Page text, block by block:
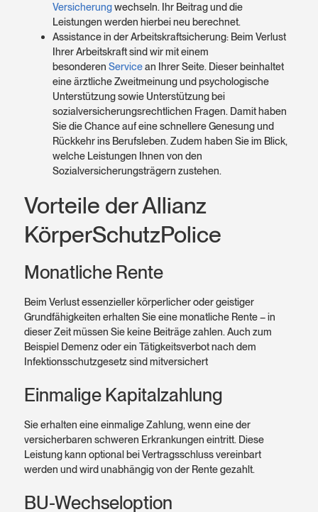
Versicherungwechseln. Ihr Beitrag und die
Leistungen werden hierbei neu berechnet.
Assistance in der Arbeitskraftsicherung: Beim Verlust
Ihrer Arbeitskraft sind wir mit einem
besonderen Servicean Ihrer Seite. Dieser beinhaltet
eine ärztliche Zweitmeinung und psychologische
Unterstützung sowie Unterstützung bei
sozialversicherungsrechtlichen Fragen. Damit haben
Sie die Chance auf eine schnellere Genesung und
Rückkehr ins Berufsleben. Zudem haben Sie im Blick,
welche Leistungen Ihnen von den
Sozialversicherungsträgern zustehen.
Vorteile der Allianz
KörperSchutz­Police
Monatliche Rente
Beim Verlust essenzieller körperlicher oder geistiger
Grundfähigkeiten erhalten Sie eine monatliche Rente – in
dieser Zeit müssen Sie keine Beiträge zahlen. Auch zum
Beispiel Demenz oder ein Tätigkeitsverbot nach dem
Infektionsschutzgesetz sind mitversichert
Einmalige Kapital­zahlung
Sie erhalten eine einmalige Zahlung, wenn eine der
versicherbaren schweren Erkrankungen eintritt. Diese
Leistung kann optional bei Vertragsschluss vereinbart
werden und wird unabhängig von der Rente gezahlt.
BU-Wechsel­option